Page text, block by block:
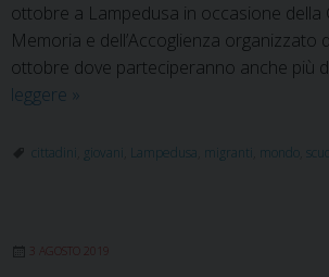
ottobre a Lampedusa in occasione della
Memoria e dell’Accoglienza organizzato
ottobre dove parteciperanno anche più
leggere Siamo
stessa
»
cittadini giovani Lampedusa migranti mondo
3 AGOSTO 2019